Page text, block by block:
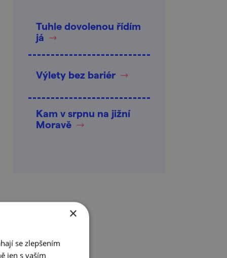
Tuhle dovolenou řídím
já
Výlety bez bariér
Kam v srpnu na jižní
Moravě
×
se zlepšením
jen s vaším